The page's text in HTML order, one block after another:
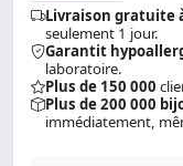
Livraison gratuite
seulement 1 jour.
Garantit
laboratoire.
Plus de 150 000
Plus de 200 000
immédiatement,